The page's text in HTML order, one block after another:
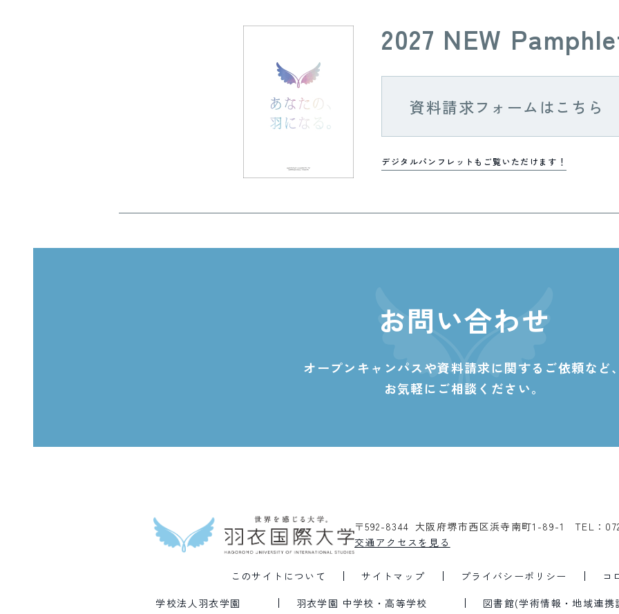
2027 NEW
資料請求フォームはこちら
デジタルパンフレットもご覧いただけます！
お問い合わせ
オープンキャンパスや資料請求に関する ご依頼など
お気軽にご相談ください。
〒592-8344 大阪府堺市西区浜寺南町1-89-1
TEL：
交通アクセスを見る
このサイトについて サイトマップ プライバシーポリシー
コ
学校法人羽衣学園
羽衣学園 中学校・高等学校 図書館(学術情報・地域連携